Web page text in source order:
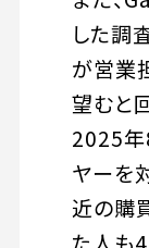
した調
が営業
望むと
2025
ヤーを
近の購